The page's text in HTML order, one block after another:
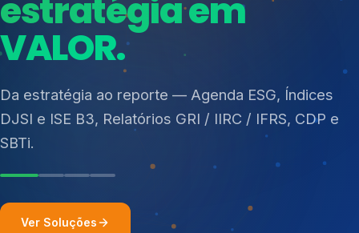
Consultoria, auditoria e treinamentos em ISO 27001,
ISO 27701, ISO 42001, ISO 37001, ISO 9001, ISO
14001, ISO 45001, ONA e PNQ — Gestão de
resíduos sólidos (PGRS/PMGRS).
Mudanças Climáticas
Reputação e Cadeia
Reporte Regulatório
Ver Soluções